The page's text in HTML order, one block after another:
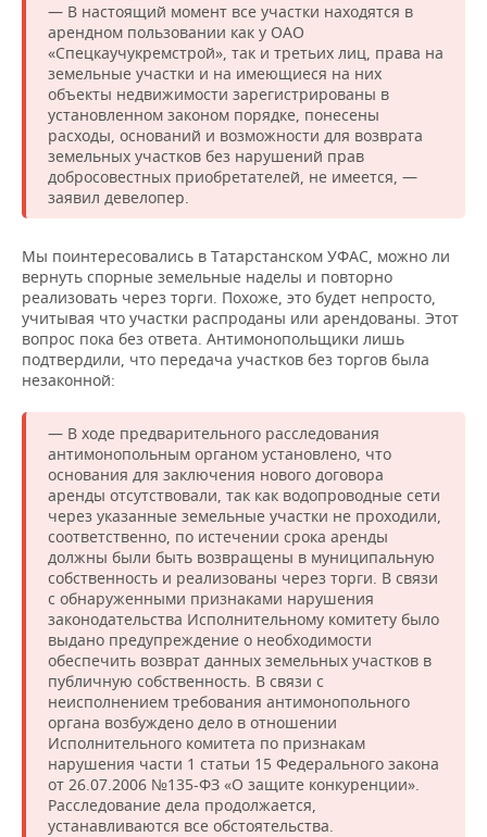
— В настоящий момент все участки находятся в
арендном пользовании как у ОАО
«Спецкаучукремстрой», так и третьих лиц, права на
земельные участки и на имеющиеся на них
объекты недвижимости зарегистрированы в
установленном законом порядке, понесены
расходы, оснований и возможности для возврата
земельных участков без нарушений прав
добросовестных приобретателей, не имеется, —
заявил девелопер.
Мы поинтересовались в Татарстанском УФАС, можно ли
вернуть спорные земельные наделы и повторно
реализовать через торги. Похоже, это будет непросто,
учитывая что участки распроданы или арендованы. Этот
вопрос пока без ответа. Антимонопольщики лишь
подтвердили, что передача участков без торгов была
незаконной:
— В ходе предварительного расследования
антимонопольным органом установлено, что
основания для заключения нового договора
аренды отсутствовали, так как водопроводные сети
через указанные земельные участки не проходили,
соответственно, по истечении срока аренды
должны были быть возвращены в муниципальную
собственность и реализованы через торги. В связи
с обнаруженными признаками нарушения
законодательства Исполнительному комитету было
выдано предупреждение о необходимости
обеспечить возврат данных земельных участков в
публичную собственность. В связи с
неисполнением требования антимонопольного
органа возбуждено дело в отношении
Исполнительного комитета по признакам
нарушения части 1 статьи 15 Федерального закона
от 26.07.2006 №135-ФЗ «О защите конкуренции».
Расследование дела продолжается,
устанавливаются все обстоятельства.